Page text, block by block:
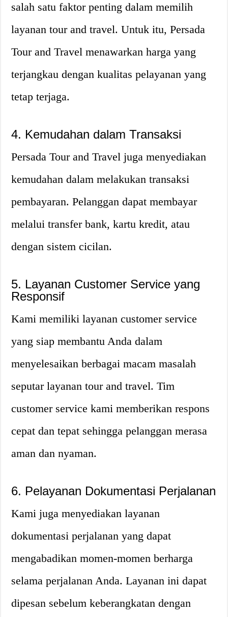
salah satu faktor penting dalam memilih
layanan tour and travel. Untuk itu, Persada
Tour and Travel menawarkan harga yang
terjangkau dengan kualitas pelayanan yang
tetap terjaga.
4. Kemudahan dalam Transaksi
Persada Tour and Travel juga menyediakan
kemudahan dalam melakukan transaksi
pembayaran. Pelanggan dapat membayar
melalui transfer bank, kartu kredit, atau
dengan sistem cicilan.
5. Layanan Customer Service yang
Responsif
Kami memiliki layanan customer service
yang siap membantu Anda dalam
menyelesaikan berbagai macam masalah
seputar layanan tour and travel. Tim
customer service kami memberikan respons
cepat dan tepat sehingga pelanggan merasa
aman dan nyaman.
6. Pelayanan Dokumentasi Perjalanan
Kami juga menyediakan layanan
dokumentasi perjalanan yang dapat
mengabadikan momen-momen berharga
selama perjalanan Anda. Layanan ini dapat
dipesan sebelum keberangkatan dengan